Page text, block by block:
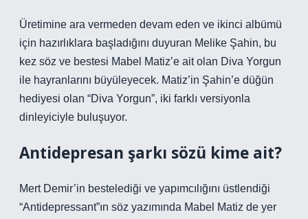
Üretimine ara vermeden devam eden ve ikinci albümü
için hazırlıklara başladığını duyuran Melike Şahin, bu
kez söz ve bestesi Mabel Matiz’e ait olan Diva Yorgun
ile hayranlarını büyüleyecek. Matiz’in Şahin’e düğün
hediyesi olan “Diva Yorgun”, iki farklı versiyonla
dinleyiciyle buluşuyor.
Antidepresan şarkı sözü kime ait?
Mert Demir’in bestelediği ve yapımcılığını üstlendiği
“Antidepressant”ın söz yazımında Mabel Matiz de yer